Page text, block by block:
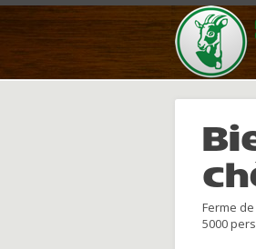
Ferme
5000